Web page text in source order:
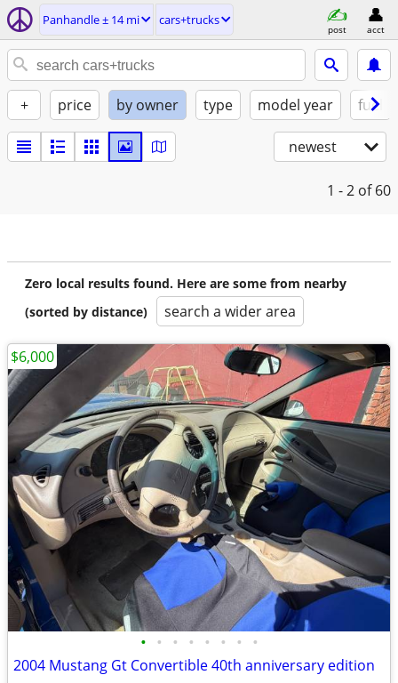
Panhandle ± 14 mi cars+trucks
post acct
+ price by owner type model year fuel
newest
1 - 2 of 60
Zero local results found. Here are some from nearby
(sorted by distance)
search a wider area
• • • • • • • •
2004 Mustang Gt Convertible 40th anniversary edition
$6,000